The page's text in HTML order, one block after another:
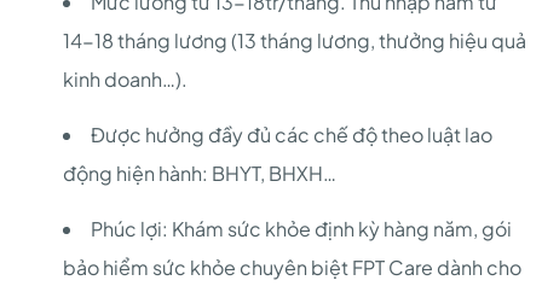
14-18 tháng lương (13 tháng lương, thưởng hiệu quả
kinh doanh…).
Được hưởng đầy đủ các chế độ theo luật lao
động hiện hành: BHYT, BHXH…
Phúc lợi: Khám sức khỏe định kỳ hàng năm, gói
bảo hiểm sức khỏe chuyên biệt FPT Care dành cho